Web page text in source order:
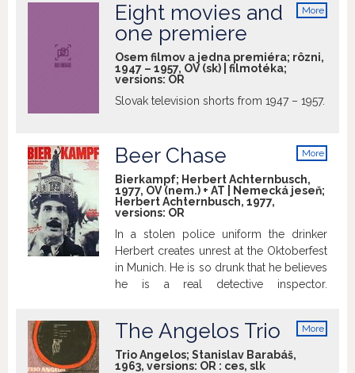
by a book from author Jiří Marek, and
adapted for the screen by writer-director
Jiří Sequens, this 1970 film shifts the old
world criminal comedy atmosphere, as
well as the series’ characters, from the
small to the big screen. The main
Jaroslav Marvan – becomes entangled in
the tragic story of reckless prostitute
Anča, nicknamed “Paraplíčko”, and her
lover, the safe cracker Pěnička. The
romantic drama set in interwar Prague
sees Jiřina Bohdalová and Radoslav
Brzobohatý in the lead roles. Police
administrator Vacátko would feature in
three further feature films and one
major effort by its makers to evoke the
period atmosphere with musical
numbers, which tilt this crime comedy
More
Eight movies and
one premiere
Osem filmov a jedna premiéra; rôzni,
1947 – 1957, OV (sk) | filmotéka;
versions: OR
Slovak television shorts from 1947 – 1957.
More
Beer Chase
Bierkampf; Herbert Achternbusch,
1977, OV (nem.) + AT | Nemecká jeseň;
Herbert Achternbusch, 1977,
versions: OR
In a stolen police uniform the drinker
Herbert creates unrest at the Oktoberfest
in Munich. He is so drunk that he believes
he is a real detective inspector.
More
The Angelos Trio
Trio Angelos; Stanislav Barabáš,
1963, versions: OR : ces, slk